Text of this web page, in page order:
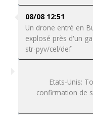
08/08 12:51
Un drone entré en
explosé près d'un
str-pyv/cel/def
Etats-Unis:
confirmation de